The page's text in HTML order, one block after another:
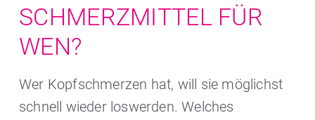
SCHMERZMITTEL FÜR
WEN?
Wer Kopfschmerzen hat, will sie möglichst
schnell wieder loswerden. Welches